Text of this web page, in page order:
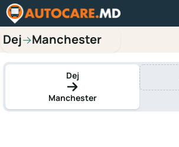
Dej→Manchester
Dej
Manchester